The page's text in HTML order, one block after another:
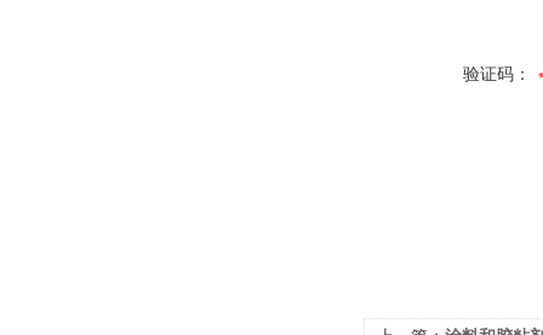
验证码：